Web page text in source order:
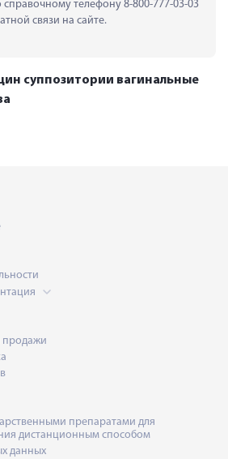
телефону 8-800-777-03-03
связи на сайте.
суппозитории вагинальные
продажи
препаратами для
дистанционным способом
данных